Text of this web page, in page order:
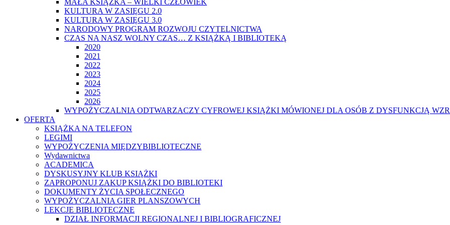
MAŁA KSIĄŻKA – WIELKI CZŁOWIEK
KULTURA W ZASIĘGU 2.0
KULTURA W ZASIĘGU 3.0
NARODOWY PROGRAM ROZWOJU CZYTELNICTWA
CZAS NA NASZ WOLNY CZAS… Z KSIĄŻKĄ I BIBLIOTEKĄ
2020
2021
2022
2023
2024
2025
2026
WYPOŻYCZALNIA ODTWARZACZY CYFROWEJ KSIĄŻKI MÓWIONEJ DLA OSÓB Z DYSFUNKCJĄ
OFERTA
KSIĄŻKA NA TELEFON
LEGIMI
WYPOŻYCZENIA MIĘDZYBIBLIOTECZNE
Wydawnictwa
ACADEMICA
DYSKUSYJNY KLUB KSIĄŻKI
ZAPROPONUJ ZAKUP KSIĄŻKI DO BIBLIOTEKI
DOKUMENTY ŻYCIA SPOŁECZNEGO
WYPOŻYCZALNIA GIER PLANSZOWYCH
LEKCJE BIBLIOTECZNE
DZIAŁ INFORMACJI REGIONALNEJ I BIBLIOGRAFICZNEJ